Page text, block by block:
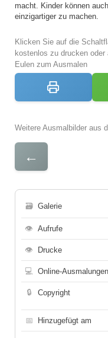
macht. Kinder können
einzigartiger zu machen.
Klicken Sie auf die
kostenlos zu drucken
Eulen zum Ausmalen
Weitere Ausmalbilder aus
←
🗃 Galerie
👁 Aufrufe
👁 Drucke
💻 Online-Ausmalungen
🔒 Copyright
📅 Hinzugefügt am